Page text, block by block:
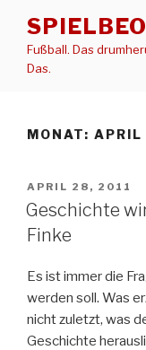
Inhalt
springenFußball. Das
Das.
MONAT: APRIL
VERÖFFENTLICHT
AM
APRIL 28, 2011
Geschichte
Finke
Es ist immer die
werden soll. Was
nicht zuletzt, was
Geschichte